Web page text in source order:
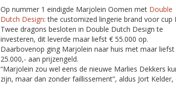
Op nummer 1 eindigde Marjolein Oomen met Double
Dutch Design: the customized lingerie brand voor cup
Twee dragons besloten in Double Dutch Design te
investeren, dit leverde maar liefst € 55.000 op.
Daarbovenop ging Marjolein naar huis met maar liefst
25.000,- aan prijzengeld.
“Marjolein zou wel eens de nieuwe Marlies Dekkers
zijn, maar dan zonder faillissement”, aldus Jort